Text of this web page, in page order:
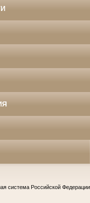
система Российской